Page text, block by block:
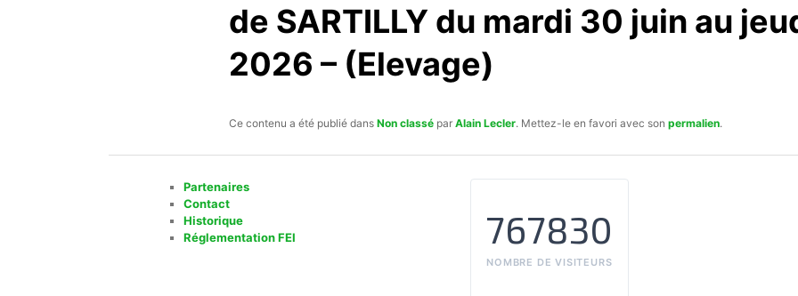
de SARTILLY du mardi 30 juin au
2026 – (Elevage)
Ce contenu a été publié dans Non classépar Alain Lecler. Mettez-le en favori avec son permalien.
Partenaires
Contact
Historique
Réglementation FEI
767830
NOMBRE DE VISITEURS